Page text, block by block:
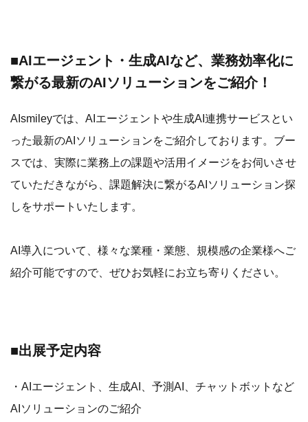
■AIエージェント・生成AIなど、業務効率化に
繋がる最新のAIソリューションをご紹介！
AIsmileyでは、AIエージェントや生成AI連携サービスとい
った最新のAIソリューションをご紹介しております。ブー
スでは、実際に業務上の課題や活用イメージをお伺いさせ
ていただきながら、課題解決に繋がるAIソリューション探
しをサポートいたします。
AI導入について、様々な業種・業態、規模感の企業様へご
紹介可能ですので、ぜひお気軽にお立ち寄りください。
■出展予定内容
・AIエージェント、生成AI、予測AI、チャットボットなど
AIソリューションのご紹介